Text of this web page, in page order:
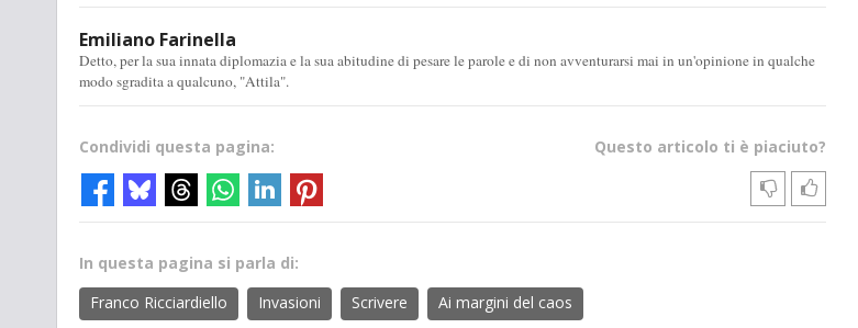
Emiliano Farinella
Detto, per la sua innata diplomazia e la sua abitudine di pesare le parole e di non avventurarsi mai in un'opinione in qualche
modo sgradita a qualcuno, "Attila".
Questo articolo ti è piaciuto?
Condividi questa pagina:
In questa pagina si parla di:
Franco Ricciardiello
Invasioni Scrivere Ai margini del caos